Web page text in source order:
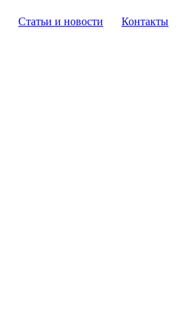
Статьи и новости
Контакты